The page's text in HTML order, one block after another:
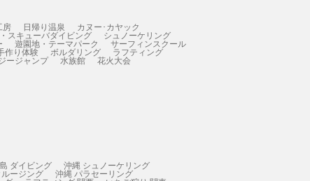
房 日帰り温泉 カヌー･カヤック
スキューバダイビング シュノーケリング
遊園地・テーマパーク サーフィンスクール
作り体験 ボルダリング ラフティング
ージャンプ 水族館 花火大会
ダイビング 沖縄 シュノーケリング
ージング 沖縄 パラセーリング